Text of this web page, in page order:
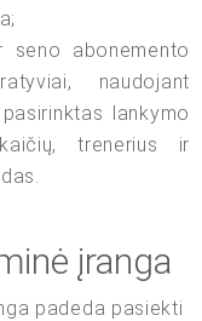
seno abonemento
naudojant
lankymo
trenerius ir
įranga
padeda pasiekti